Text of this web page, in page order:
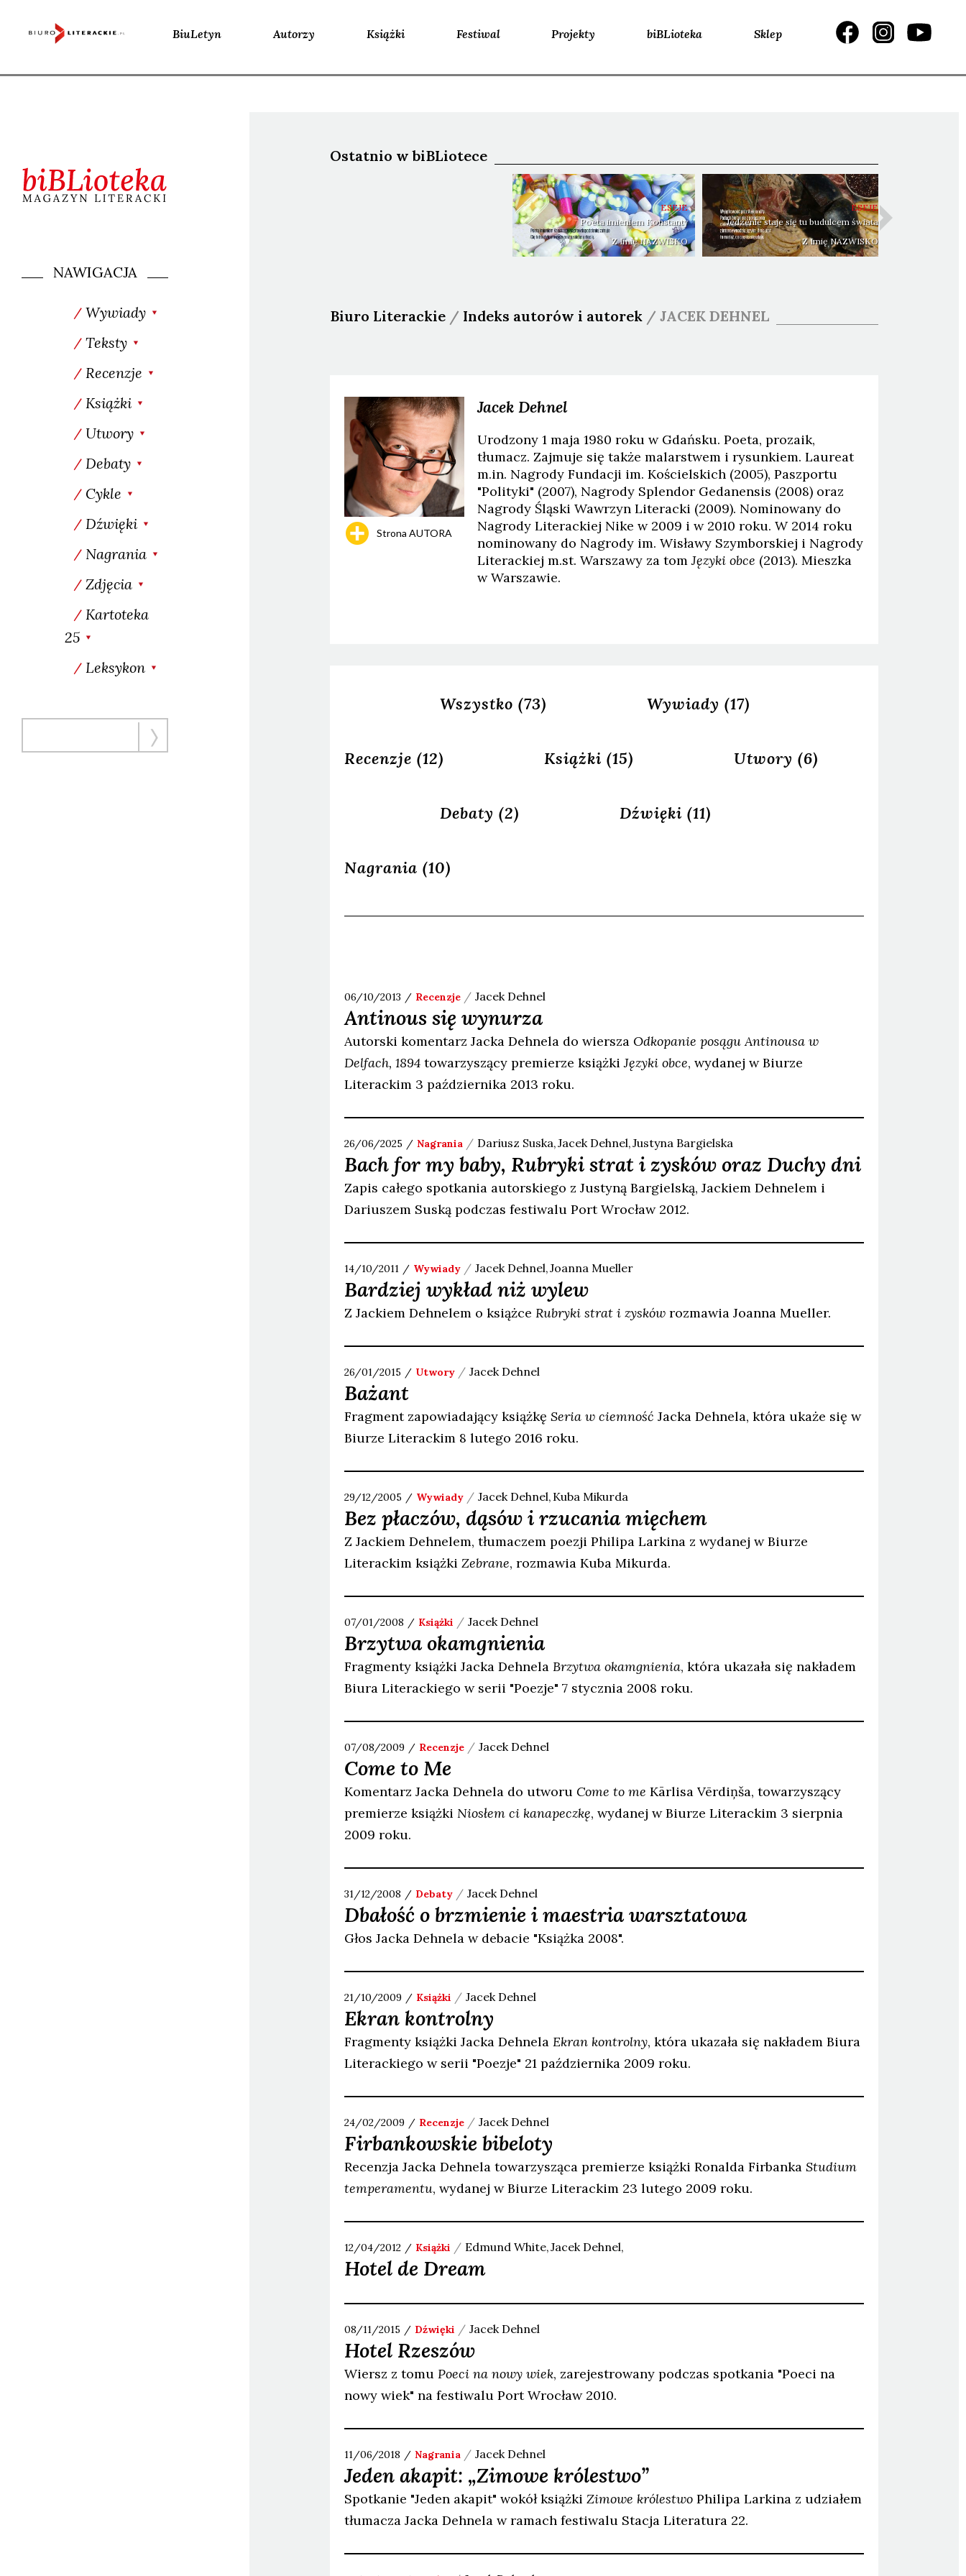
BiuLetyn Autorzy Książki Festiwal Projekty biBLioteka Sklep
NAWIGACJA
Wywiady
Teksty
Recenzje
Książki
Utwory
Debaty
Cykle
Dźwięki
Nagrania
Zdjęcia
Kartoteka
25
Leksykon
Ostatnio w biBLiotece
ESEJE
Poeta imieniem Konstanty
Z Imię NAZWISKO
ESEJE
Jedzenie staje się tu budulcem świata
Z Imię NAZWISKO
Biuro Literackie / Indeks autorów i autorek / JACEK DEHNEL
Strona AUTORA
JacekDehnel
Urodzony 1 maja 1980 roku w Gdańsku. Poeta, prozaik,
tłumacz. Zajmuje się także malarstwem i rysunkiem. Laureat
m.in. Nagrody Fundacji im. Kościelskich (2005), Paszportu
"Polityki" (2007), Nagrody Splendor Gedanensis (2008) oraz
Nagrody Śląski Wawrzyn Literacki (2009). Nominowany do
Nagrody Literackiej Nike w 2009 i w 2010 roku. W 2014 roku
nominowany do Nagrody im. Wisławy Szymborskiej i Nagrody
Literackiej m.st. Warszawy za tomJęzyki obce (2013). Mieszka
w Warszawie.
Wszystko (73) Wywiady (17)
Recenzje (12) Książki (15) Utwory (6)
Debaty (2) Dźwięki (11)
Nagrania (10)
06/10/2013 Recenzje JacekDehnel
Antinous się wynurza
Autorski komentarz Jacka Dehnela do wiersza Odkopanie posągu Antinousa w
Delfach, 1894towarzyszący premierze książkiJęzyki obce, wydanej w Biurze
Literackim 3 października 2013 roku.
26/06/2025 Nagrania Dariusz Suska JacekDehnel JustynaBargielska
Bach for my baby, Rubryki strat i zysków oraz Duchy dni
Zapis całego spotkania autorskiego z Justyną Bargielską, Jackiem Dehnelem i
Dariuszem Suską podczas festiwalu Port Wrocław 2012.
14/10/2011 Wywiady JacekDehnel JoannaMueller
Bardziej wykład niż wylew
Z Jackiem Dehnelem o książce Rubryki strat i zyskówrozmawia Joanna Mueller.
26/01/2015 Utwory JacekDehnel
Bażant
Fragment zapowiadający książkę Seria w ciemność Jacka Dehnela, która ukaże się w
Biurze Literackim 8 lutego 2016 roku.
29/12/2005 Wywiady JacekDehnel KubaMikurda
Bez płaczów, dąsów i rzucania mięchem
Z Jackiem Dehnelem, tłumaczem poezji Philipa Larkina z wydanej w Biurze
Literackim książki Zebrane, rozmawia Kuba Mikurda.
07/01/2008 Książki JacekDehnel
Brzytwa okamgnienia
Fragmenty książki Jacka Dehnela Brzytwa okamgnienia, która ukazała się nakładem
Biura Literackiego w serii "Poezje" 7 stycznia 2008 roku.
07/08/2009 Recenzje JacekDehnel
Come to Me
Komentarz Jacka Dehnela do utworu Come to me Kārlisa Vērdiņša, towarzyszący
premierze książki Niosłem ci kanapeczkę, wydanej w Biurze Literackim 3 sierpnia
2009 roku.
31/12/2008 Debaty JacekDehnel
Dbałość o brzmienie i maestria warsztatowa
Głos Jacka Dehnela w debacie "Książka 2008".
21/10/2009 Książki JacekDehnel
Ekran kontrolny
Fragmenty książki Jacka DehnelaEkran kontrolny, która ukazała się nakładem Biura
Literackiego w serii "Poezje" 21 października 2009 roku.
24/02/2009 Recenzje JacekDehnel
Firbankowskie bibeloty
Recenzja Jacka Dehnela towarzysząca premierze książki Ronalda Firbanka Studium
temperamentu, wydanej w Biurze Literackim 23 lutego 2009 roku.
12/04/2012 Książki EdmundWhite JacekDehnel
Hotel de Dream
08/11/2015 Dźwięki JacekDehnel
Hotel Rzeszów
Wiersz z tomu Poeci na nowy wiek, zarejestrowany podczas spotkania "Poeci na
nowy wiek" na festiwalu Port Wrocław 2010.
11/06/2018 Nagrania JacekDehnel
Jeden akapit: „Zimowe królestwo”
Spotkanie "Jeden akapit" wokół książki Zimowe królestwoPhilipa Larkina z udziałem
tłumacza Jacka Dehnela w ramach festiwalu Stacja Literatura 22.